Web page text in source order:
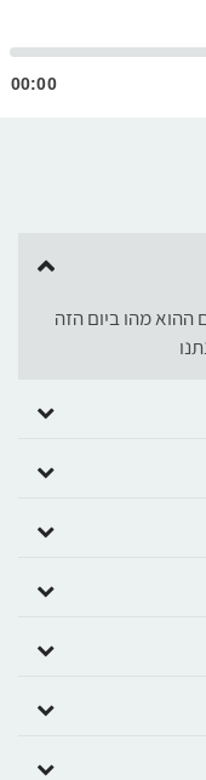
00:00
מהו ביום הזה